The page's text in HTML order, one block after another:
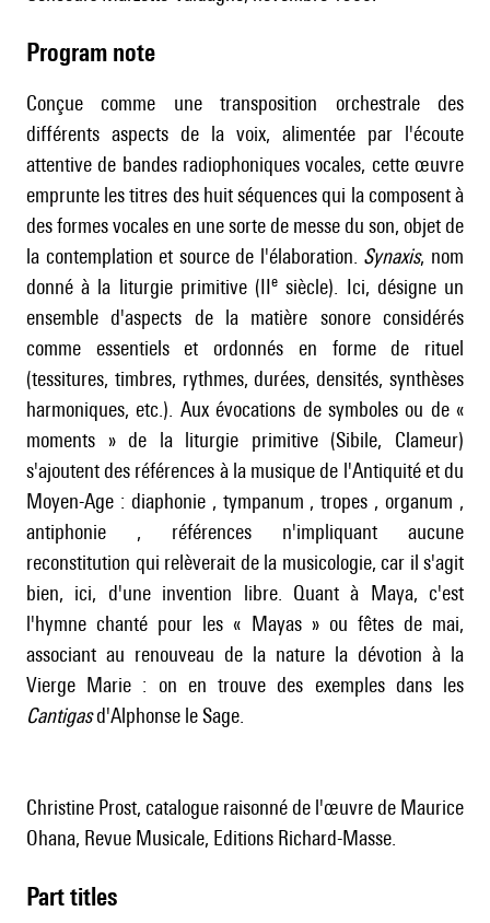
Program note
Conçue comme une transposition orchestrale des
différents aspects de la voix, alimentée par l'écoute
attentive de bandes radiophoniques vocales, cette œuvre
emprunte les titres des huit séquences qui la composent à
des formes vocales en une sorte de messe du son, objet de
la contemplation et source de l'élaboration. Synaxis, nom
donné à la liturgie primitive (IIe siècle). Ici, désigne un
ensemble d'aspects de la matière sonore considérés
comme essentiels et ordonnés en forme de rituel
(tessitures, timbres, rythmes, durées, densités, synthèses
harmoniques, etc.). Aux évocations de symboles ou de «
moments » de la liturgie primitive (Sibile, Clameur)
s'ajoutent des références à la musique de l'Antiquité et du
Moyen-Age : diaphonie , tympanum , tropes , organum ,
antiphonie , références n'impliquant aucune
reconstitution qui relèverait de la musicologie, car il s'agit
bien, ici, d'une invention libre. Quant à Maya, c'est
l'hymne chanté pour les « Mayas » ou fêtes de mai,
associant au renouveau de la nature la dévotion à la
Vierge Marie : on en trouve des exemples dans les
Cantigasd'Alphonse le Sage.
Christine Prost, catalogue raisonné de l'œuvre de Maurice
Ohana, Revue Musicale, Editions Richard-Masse.
Part titles